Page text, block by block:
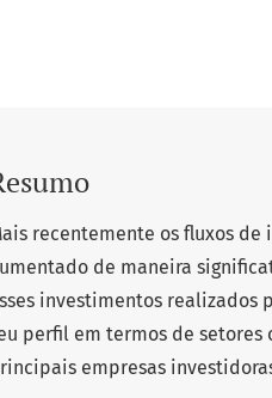
recentemente os fluxos
de maneira
investimentos realizados
perfil em termos de setores
empresas